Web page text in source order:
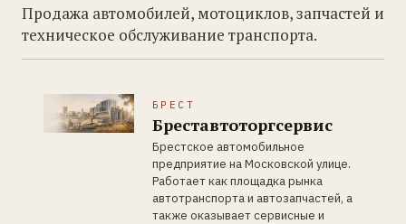
Продажа автомобилей, мотоциклов, запчастей и
техническое обслуживание транспорта.
БРЕСТ
Бреставтоторгсервис
Брестское автомобильное
предприятие на Московской улице.
Работает как площадка рынка
автотранспорта и автозапчастей, а
также оказывает сервисные и